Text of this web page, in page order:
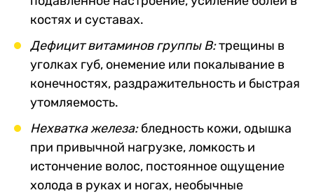
костях и суставах.
Дефицит витаминов группы B:трещины в
уголках губ, онемение или покалывание в
конечностях, раздражительность и быстрая
утомляемость.
Нехватка железа:бледность кожи, одышка
при привычной нагрузке, ломкость и
истончение волос, постоянное ощущение
холода в руках и ногах, необычные